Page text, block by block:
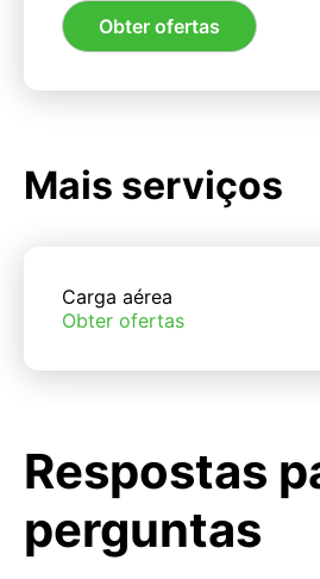
Obter ofertas
Mais serviços
Carga aérea
Obter ofertas
Respostas
perguntas